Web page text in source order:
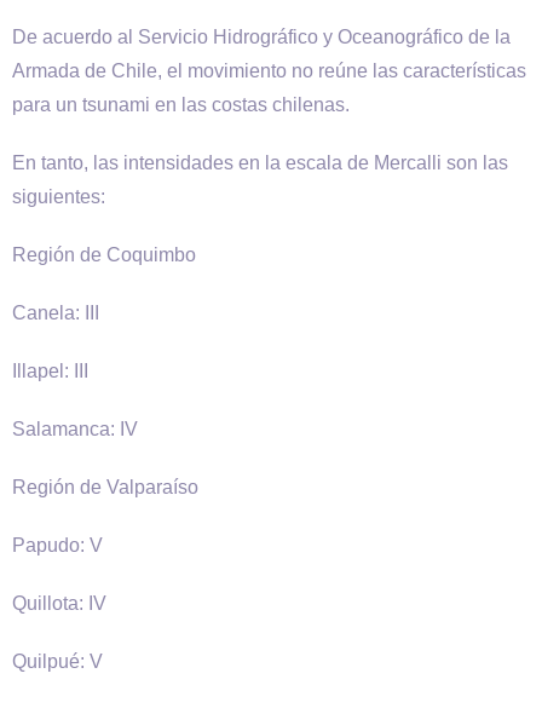
De acuerdo al Servicio Hidrográfico y Oceanográfico de la
Armada de Chile, el movimiento no reúne las características
para un tsunami en las costas chilenas.
En tanto, las intensidades en la escala de Mercalli son las
siguientes:
Región de Coquimbo
Canela: III
Illapel: III
Salamanca: IV
Región de Valparaíso
Papudo: V
Quillota: IV
Quilpué: V